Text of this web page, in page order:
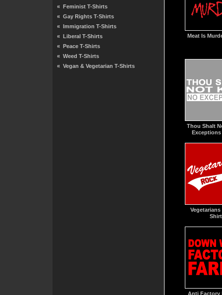
« Feminist T-Shirts
« Gay Rights T-Shirts
« Immigration T-Shirts
« Liberal T-Shirts
« Peace T-Shirts
« Weed T-Shirts
« Vegan & Vegetarian T-Shirts
Meat Is
Thou Shalt
Exceptions
Vegetarians
Shirt
Anti Factory